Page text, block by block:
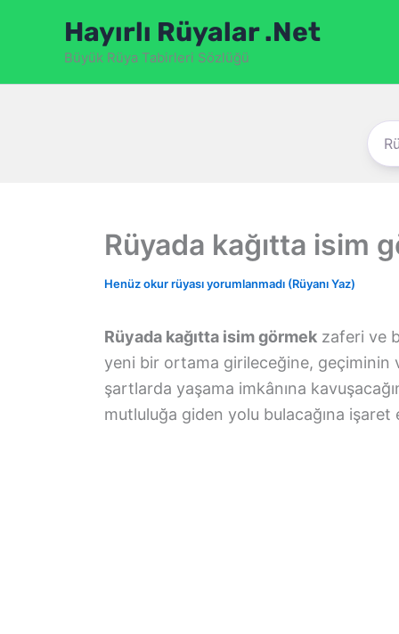
Hayırlı Rüyalar .Net
Büyük Rüya Tabirleri Sözlüğü
Rüyada kağıtta isim
Henüz okur rüyası yorumlanmadı (Rüyanı Yaz)
Rüyada kağıtta isim görmek zaferi ve
yeni bir ortama girileceğine, geçiminin
şartlarda yaşama imkânına
mutluluğa giden yolu bulacağına işaret